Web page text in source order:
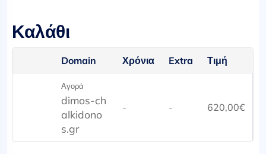
Καλάθι
Domain Χρόνια Extra Τιμή
Αγορά
dimos-ch
alkidono
s.gr
- - 620,00€